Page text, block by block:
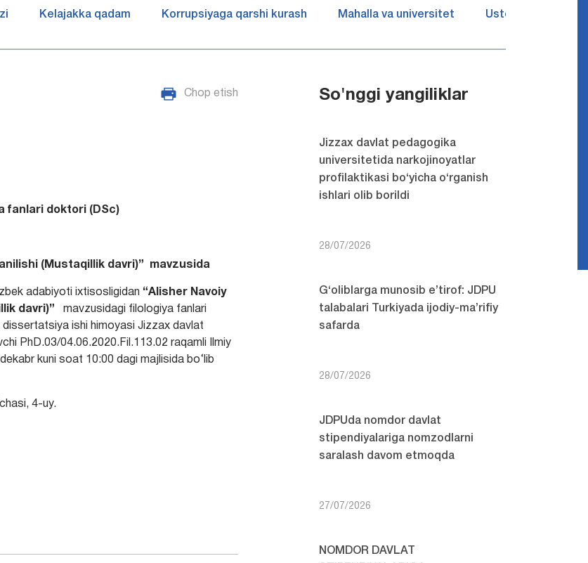
Kelajakka qadam Korrupsiyaga qarshi kurash Mahalla va universitet Ustozlar suhbatin
Chop etish
fanlari doktori (DSc)
(Mustaqillik davri)” mavzusida
adabiyoti ixtisosligidan “Alisher Navoiy
davri)” mavzusidagi filologiya fanlari
ishi himoyasi Jizzax davlat
PhD.03/04.06.2020.Fil.113.02 raqamli Ilmiy
kuni soat 10:00 dagi majlisida bo‘lib
4-uy.
So'nggi yangiliklar
Jizzax davlat pedagogika
universitetida narkojinoyatlar
profilaktikasi bo‘yicha o‘rganish
ishlari olib borildi
28/07/2026
G‘oliblarga munosib e’tirof: JDPU
talabalari Turkiyada ijodiy-ma’rifiy
safarda
28/07/2026
JDPUda nomdor davlat
stipendiyalariga nomzodlarni
saralash davom etmoqda
27/07/2026
NOMDOR DAVLAT